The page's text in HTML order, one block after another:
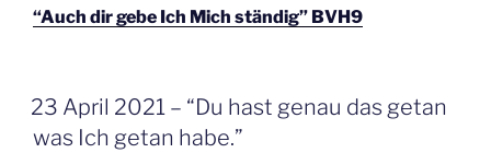
“Auch dir gebe Ich Mich ständig” BVH9
GEPLAATST
OP
23 April 2021 – “Du hast genau das getan
was Ich getan habe.”